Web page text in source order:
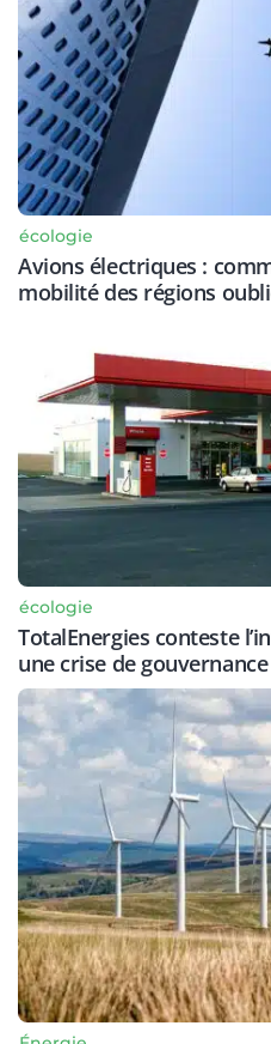
écologie
Avions électriques :
mobilité des régions
écologie
TotalEnergies conteste
une crise de gouvernance